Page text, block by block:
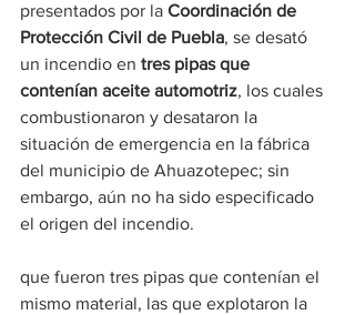
presentados por la Coordinación de
Protección Civil de Puebla, se desató
un incendio en tres pipas que
contenían aceite automotriz, los cuales
combustionaron y desataron la
situación de emergencia en la fábrica
del municipio de Ahuazotepec; sin
embargo, aún no ha sido especificado
el origen del incendio.
que fueron tres pipas que contenían el
mismo material, las que explotaron la